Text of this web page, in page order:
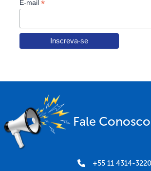
E-mail *
Fale
+55 11 4314-3220